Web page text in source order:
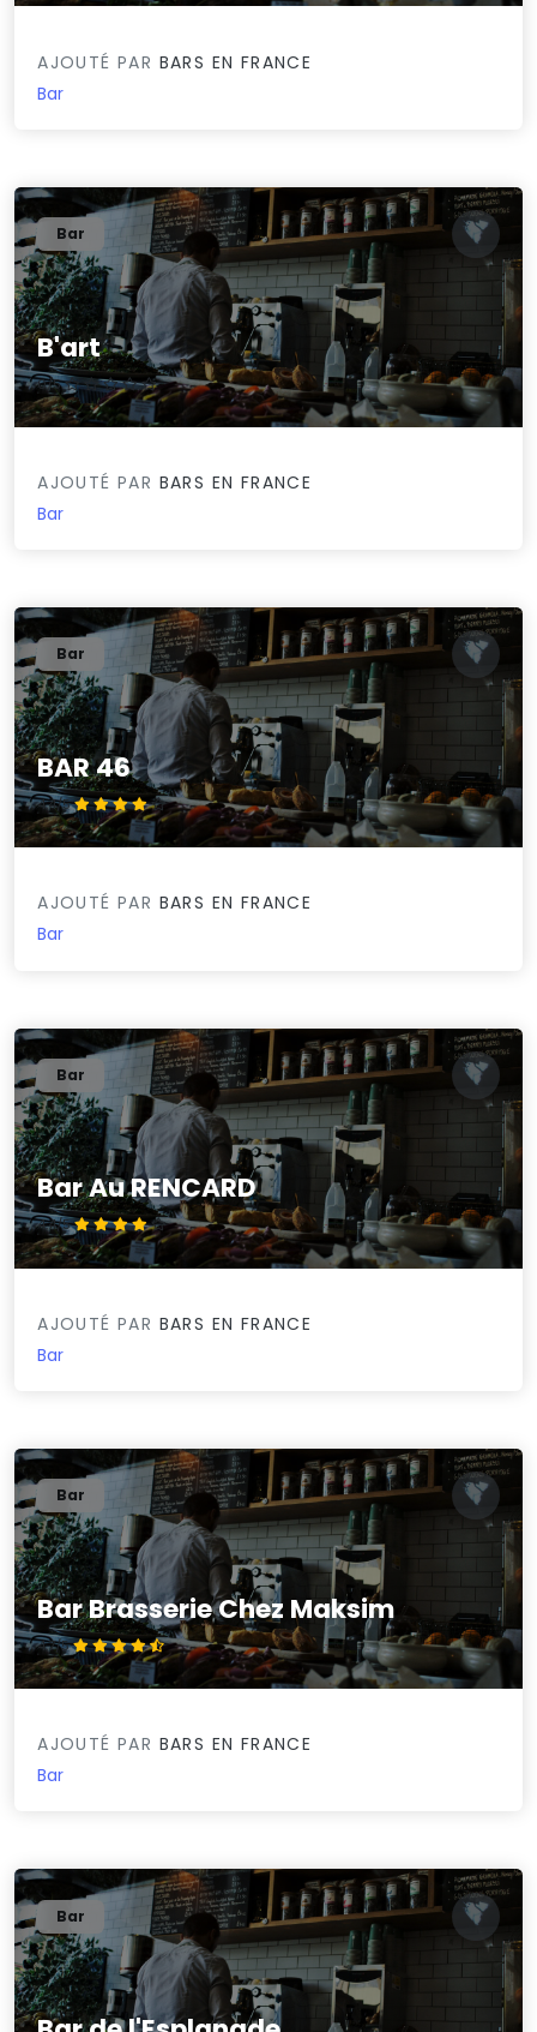
AJOUTÉ PAR BARS EN FRANCE
Bar
B'art
0/5
Bar
AJOUTÉ PAR BARS EN FRANCE
Bar
BAR 46
4.4/5
Bar
AJOUTÉ PAR BARS EN FRANCE
Bar
Bar Au RENCARD
4.4/5
Bar
AJOUTÉ PAR BARS EN FRANCE
Bar
Bar Brasserie Chez Maksim
4.7/5
Bar
AJOUTÉ PAR BARS EN FRANCE
Bar
Bar